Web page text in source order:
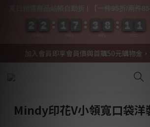
加入會員即享會員價與首購50元購物金
Mindy印花V小領寬口袋洋
7
7
7
7 3
3
3
3 8
8
8
8 1
1
1
1 0
0
1
1
0